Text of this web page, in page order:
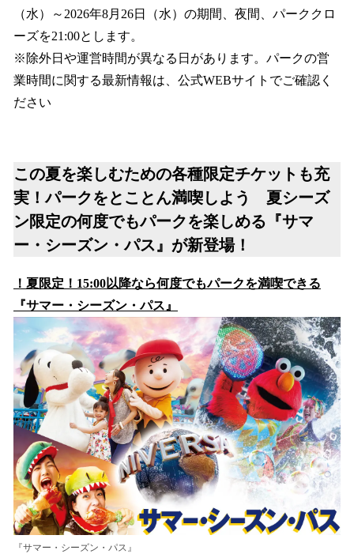
（水）～2026年8月26日（水）の期間、夜間、パーククロ
ーズを21:00とします。
※除外日や運営時間が異なる日があります。パークの営
業時間に関する最新情報は、公式WEBサイトでご確認く
ださい
この夏を楽しむための各種限定チケットも充
実！パークをとことん満喫しよう 夏シーズ
ン限定の何度でもパークを楽しめる『サマ
ー・シーズン・パス』が新登場！
！夏限定！15:00以降なら何度でもパークを満喫できる
『サマー・シーズン・パス』
『サマー・シーズン・パス』